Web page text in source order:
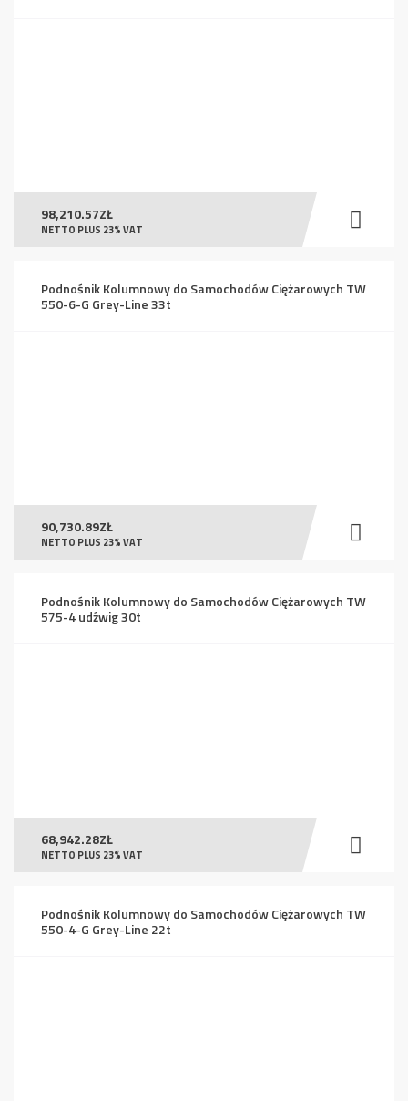
98,210.57ZŁ
NETTO PLUS 23% VAT
Podnośnik Kolumnowy do Samochodów Ciężarowych TW
550-6-G Grey-Line 33t
90,730.89ZŁ
NETTO PLUS 23% VAT
Podnośnik Kolumnowy do Samochodów Ciężarowych TW
575-4 udźwig 30t
68,942.28ZŁ
NETTO PLUS 23% VAT
Podnośnik Kolumnowy do Samochodów Ciężarowych TW
550-4-G Grey-Line 22t